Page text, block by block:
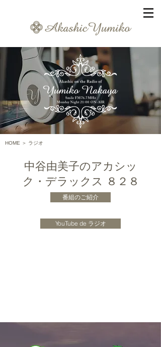
HOME ＞ ラジオ
中谷由美子のアカシッ
ク・デラックス ８２８​
番組のご紹介
YouTube de ラジオ